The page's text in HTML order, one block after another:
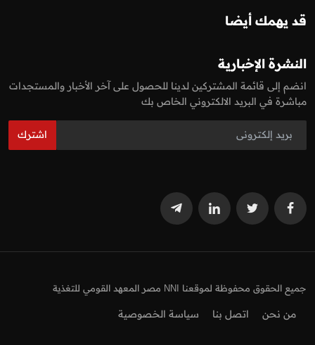
قد يهمك أيضا
النشرة الإخبارية
انضم إلى قائمة المشتركين لدينا للحصول على آخر الأخبار والمستجدات
مباشرة في البريد الالكتروني الخاص بك
اشترك
جميع الحقوق محفوظة لموقعنا NNI مصر المعهد القومي للتغذية
من نحن اتصل بنا سياسة الخصوصية